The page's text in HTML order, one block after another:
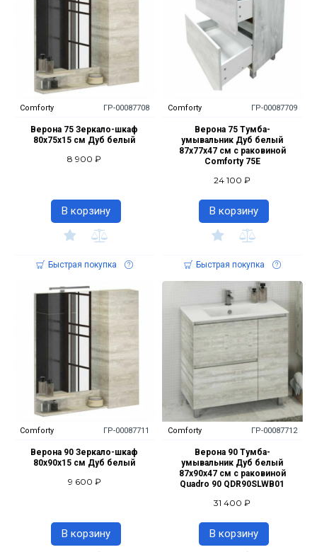
Comforty ГР-00087708
Верона 75 Зеркало-шкаф
80х75х15 см Дуб белый
8 900 ₽
В корзину
Быстрая покупка
Comforty ГР-00087709
Верона 75 Тумба-
умывальник Дуб белый
87х77х47 см с раковиной
Comforty 75E
24 100 ₽
В корзину
Быстрая покупка
Comforty ГР-00087711
Верона 90 Зеркало-шкаф
80х90х15 см Дуб белый
9 600 ₽
В корзину
Comforty ГР-00087712
Верона 90 Тумба-
умывальник Дуб белый
87х90х47 см с раковиной
Quadro 90 QDR90SLWB01
31 400 ₽
В корзину